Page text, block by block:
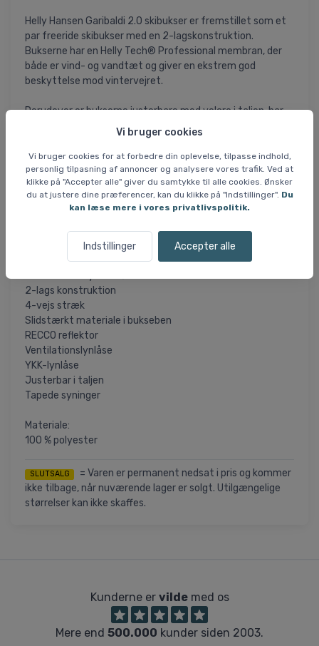
Vi bruger cookies
Vi bruger cookies for at forbedre din oplevelse, tilpasse indhold,
personlig tilpasning af annoncer og analysere vores trafik. Ved at
klikke på "Accepter alle" giver du samtykke til alle cookies. Ønsker
du at justere dine præferencer, kan du klikke på "Indstillinger". Du
kan læse mere i vores privatlivspolitik.
Indstillinger Accepter alle
Helly Hansen Garibaldi 2.0 skibukser er fremstillet som et
par freeride skibukser med en 2-lagskonstruktion.
Bukserne har en Helly Tech® Professional membran, der
både er vind- og vandtæt og giver en ekstrem god
beskyttelse mod vintervejret.
Derudover er bukserne justerbare med velcro i taljen, har
vandtætte YKK-lynlåse, store praktiske lommer og
tapede syninger der sikrer ekstra vandtæthed.
Garibaldi 2.0 er fremstillet i 4-vejs stræk, som giver den
optimale bevægelsesfrihed. De har ventilationslynlåse for
bedre at kunne regulere for temperaturen. I bunden af
buksebenene er de forstærket med ekstra kraftigt stof.
Specifikationer og features:
Vandsøjletryk: 20.000 mm.
Membran: Helly Tech® Professional
2-lags konstruktion
4-vejs stræk
Slidstærkt materiale i bukseben
RECCO reflektor
Ventilationslynlåse
YKK-lynlåse
Justerbar i taljen
Tapede syninger
Materiale:
100 % polyester
SLUTSALG
= Varen er permanent nedsat i pris og kommer
ikke tilbage, når nuværende lager er solgt. Utilgængelige
størrelser kan ikke skaffes.
Kunderne er vildemed os
Mere end 500.000 kunder siden 2003.